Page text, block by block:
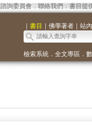
諮詢委員會． 聯絡我們 ． 書目提
｜ 書目 ｜ 佛學著者｜ 站內
檢索系統． 全文專區 ．